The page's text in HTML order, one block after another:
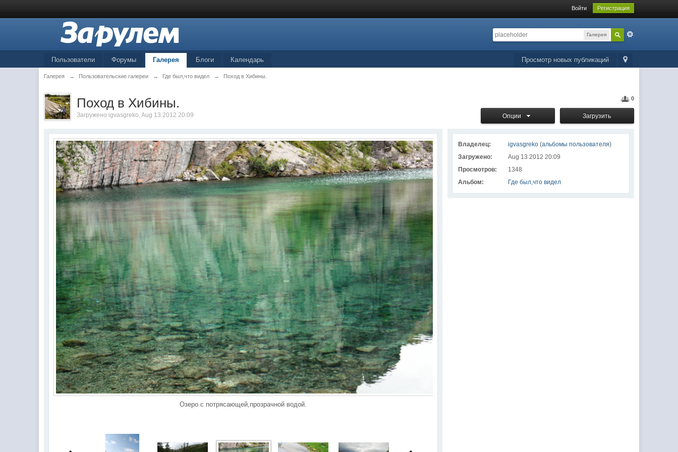
Войти Регистрация
Галерея
Просмотр новых публикаций
Пользователи Форумы Галерея Блоги Календарь
Галерея → Пользовательские галереи → Где был,что видел → Поход в Хибины.
0
Загрузить
Опции
Поход в Хибины.
Загружено igvasgreko, Aug 13 2012 20:09
Владелец: igvasgreko(альбомы пользователя)
Загружено:
Aug 13 2012 20:09
Просмотров:
1348
Альбом:
Где был,что видел
Озеро с потрясающей,прозрачной водой.